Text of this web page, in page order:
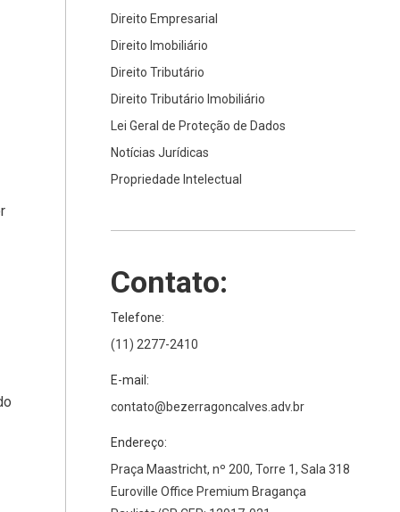
Direito Empresarial
Direito Imobiliário
Direito Tributário
Direito Tributário Imobiliário
Lei Geral de Proteção de Dados
Notícias Jurídicas
Propriedade Intelectual
Contato:
Telefone:
(11) 2277-2410
E-mail:
contato@bezerragoncalves.adv.br
Endereço:
Praça Maastricht, nº 200, Torre 1, Sala 318
Euroville Office Premium Bragança